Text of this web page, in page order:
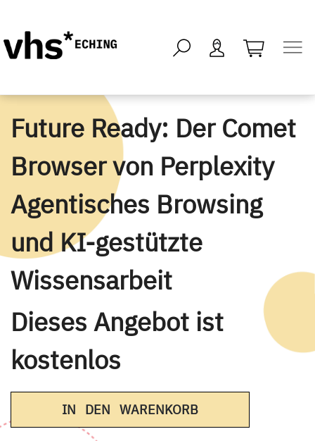
öffnen -
Future Ready: Der Comet
Browser von Perplexity
Agentisches Browsing
und KI-gestützte
Wissensarbeit
Dieses Angebot ist
kostenlos
IN DEN WARENKORB